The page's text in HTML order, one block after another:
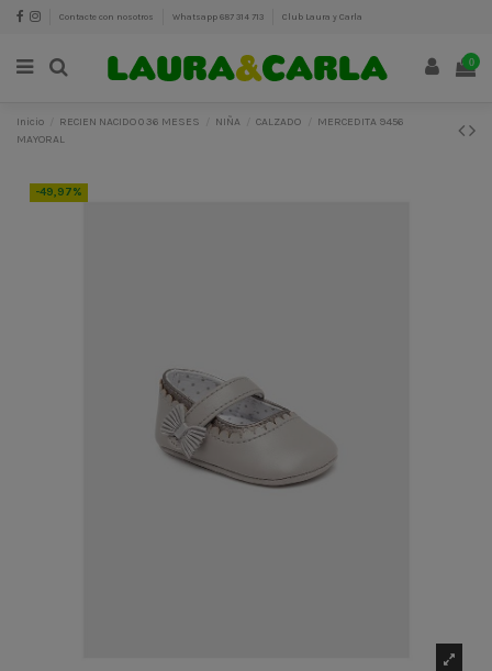
Contacte con nosotros Whatsapp 687 314 713 Club Laura y Carla
0
Inicio RECIEN NACIDO 0 36 MESES NIÑA CALZADO
MERCEDITA 9456
MAYORAL
-49,97%